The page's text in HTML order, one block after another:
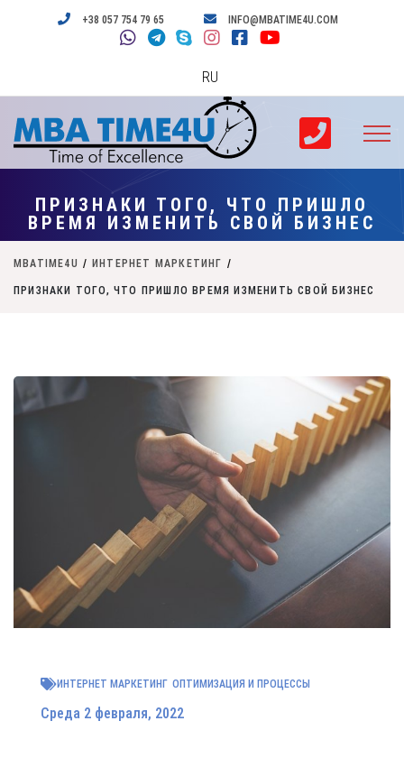
+38 057 754 79 65 INFO@MBATIME4U.COM
RU
ПРИЗНАКИ ТОГО, ЧТО ПРИШЛО
ВРЕМЯ ИЗМЕНИТЬ СВОЙ БИЗНЕС
MBATIME4U / ИНТЕРНЕТ МАРКЕТИНГ /
ПРИЗНАКИ ТОГО, ЧТО ПРИШЛО ВРЕМЯ ИЗМЕНИТЬ СВОЙ БИЗНЕС
ИНТЕРНЕТ МАРКЕТИНГ ОПТИМИЗАЦИЯ И ПРОЦЕССЫ
Среда 2 февраля, 2022